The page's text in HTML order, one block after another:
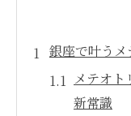
銀座で叶う
メテオト
新常識